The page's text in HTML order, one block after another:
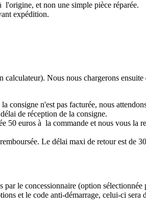
l'origine, et non une simple pièce réparée.
expédition.
Nous nous chargerons
consigne n'est pas facturée, nous
de réception de la consigne.
50 euros à la commande et nous vous la
Le délai maxi de retour est de
le concessionnaire (option sélectionnée
et le code anti-démarrage, celui-ci